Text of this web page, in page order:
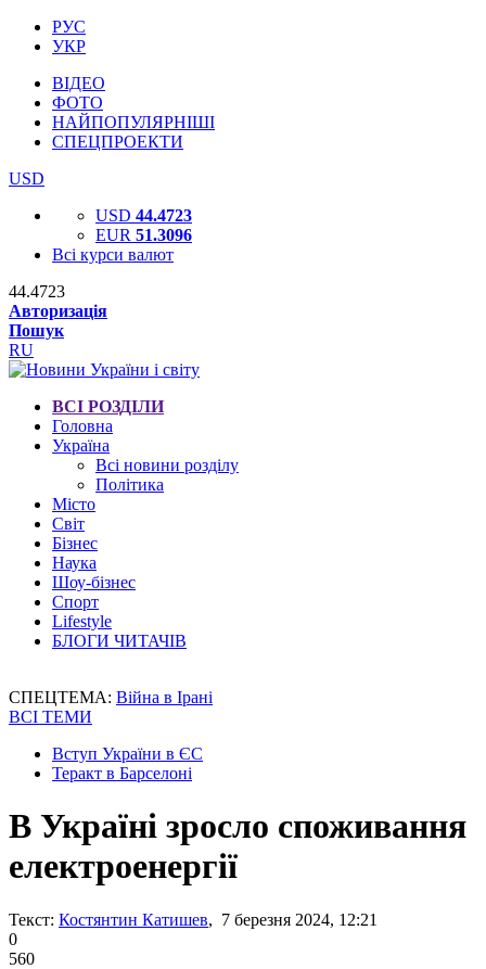
РУС
УКР
ВІДЕО
ФОТО
НАЙПОПУЛЯРНІШІ
СПЕЦПРОЕКТИ
USD
USD 44.4723
EUR 51.3096
Всі курси валют
44.4723
Авторизація
Пошук
RU
ВСІ РОЗДІЛИ
Головна
Україна
Всі новини розділу
Політика
Місто
Світ
Бізнес
Наука
Шоу-бізнес
Спорт
Lifestyle
БЛОГИ ЧИТАЧІВ
СПЕЦТЕМА: Війна в Ірані
ВСІ ТЕМИ
Вступ України в ЄС
Теракт в Барселоні
В Україні зросло споживання
електроенергії
Текст: Костянтин Катишев, 7 березня 2024, 12:21
0
560